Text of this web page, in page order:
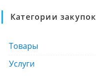
Категории закупок
Товары
Услуги